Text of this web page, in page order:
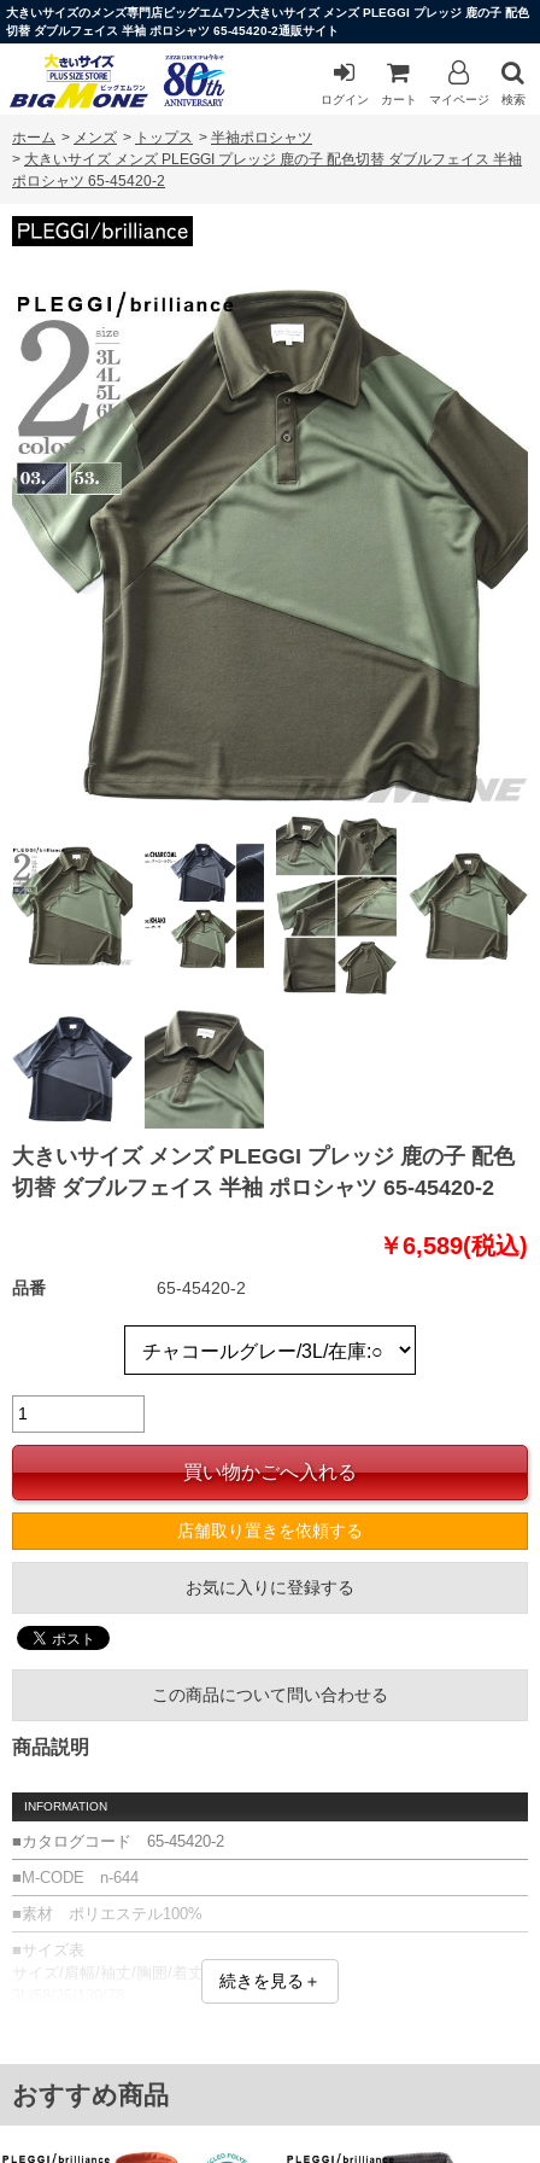
大きいサイズのメンズ専門店ビッグエムワン大きいサイズ メンズ PLEGGI プレッジ 鹿の子 配色
切替 ダブルフェイス 半袖 ポロシャツ 65-45420-2通販サイト
ログイン カート マイページ 検索
ホーム > メンズ > トップス > 半袖ポロシャツ
> 大きいサイズ メンズ PLEGGI プレッジ 鹿の子 配色切替 ダブルフェイス 半袖
ポロシャツ 65-45420-2
大きいサイズ メンズ PLEGGI プレッジ 鹿の子 配色
切替 ダブルフェイス 半袖 ポロシャツ 65-45420-2
￥6,589(税込)
品番 65-45420-2
店舗取り置きを依頼する
お気に入りに登録する
この商品について問い合わせる
商品説明
INFORMATION
■カタログコード 65-45420-2
■M-CODE n-644
■素材 ポリエステル100%
■サイズ表
サイズ/肩幅/袖丈/胸囲/着丈
6L/64/28/148/84
単位はcm
続きを見る＋
おすすめ商品